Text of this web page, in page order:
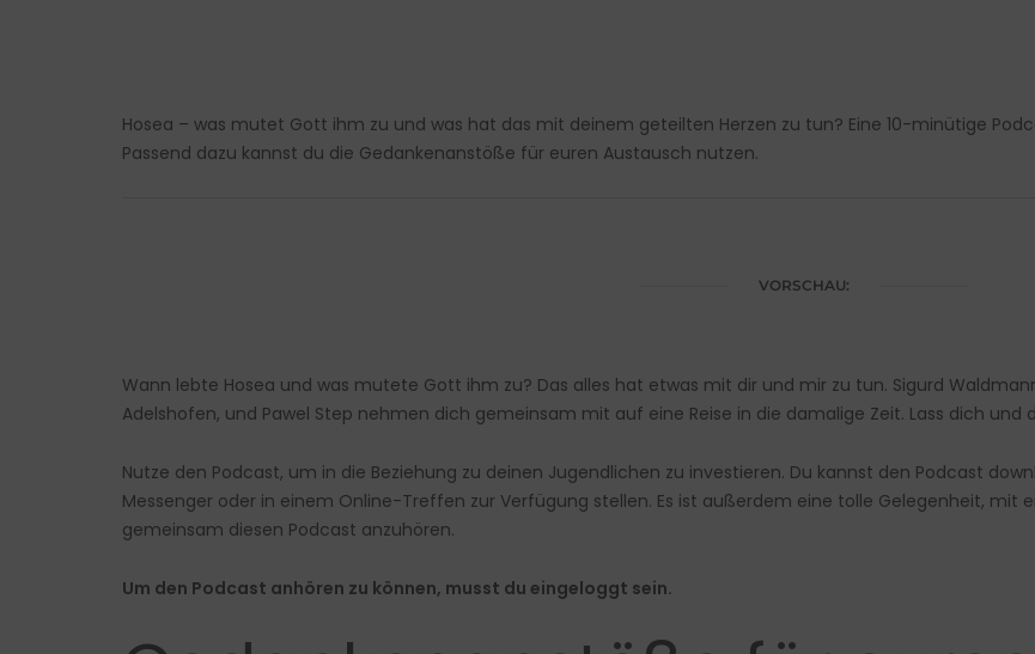
Hosea – was mutet Gott ihm zu und was hat das mit deinem geteilten Herzen zu tun? Eine 10-minütige
Passend dazu kannst du die Gedankenanstöße für euren Austausch nutzen.
VORSCHAU:
Wann lebte Hosea und was mutete Gott ihm zu? Das alles hat etwas mit dir und mir zu tun. Sigurd
Adelshofen, und Pawel Step nehmen dich gemeinsam mit auf eine Reise in die damalige Zeit. Lass dich
Nutze den Podcast, um in die Beziehung zu deinen Jugendlichen zu investieren. Du kannst den Podcast
Messenger oder in einem Online-Treffen zur Verfügung stellen. Es ist außerdem eine tolle Gelegenheit, mit
gemeinsam diesen Podcast anzuhören.
Um den Podcast anhören zu können, musst du eingeloggt sein.